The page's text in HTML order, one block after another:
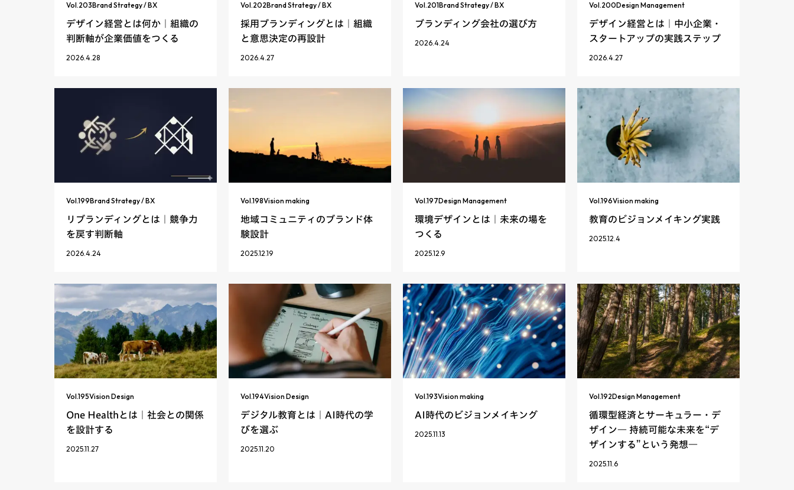
Vol.203Brand Strategy / BX
デザイン経営とは何か｜組織の
判断軸が企業価値をつくる
2026.4.28
Vol.202Brand Strategy / BX
採用ブランディングとは｜組織
と意思決定の再設計
2026.4.27
Vol.201Brand Strategy / BX
ブランディング会社の選び方
2026.4.24
Vol.200Design Management
デザイン経営とは｜中小企業・
スタートアップの実践ステップ
2026.4.27
Vol.199Brand Strategy / BX
リブランディングとは｜競争力
を戻す判断軸
2026.4.24
Vol.198Vision making
地域コミュニティのブランド体
験設計
2025.12.19
Vol.197Design Management
環境デザインとは｜未来の場を
つくる
2025.12.9
Vol.196Vision making
教育のビジョンメイキング実践
2025.12.4
Vol.195Vision Design
One Healthとは｜社会との関係
を設計する
2025.11.27
Vol.194Vision Design
デジタル教育とは｜AI時代の学
びを選ぶ
2025.11.20
Vol.193Vision making
AI時代のビジョンメイキング
2025.11.13
Vol.192Design Management
循環型経済とサーキュラー・デ
ザイン― 持続可能な未来を“デ
ザインする”という発想―
2025.11.6